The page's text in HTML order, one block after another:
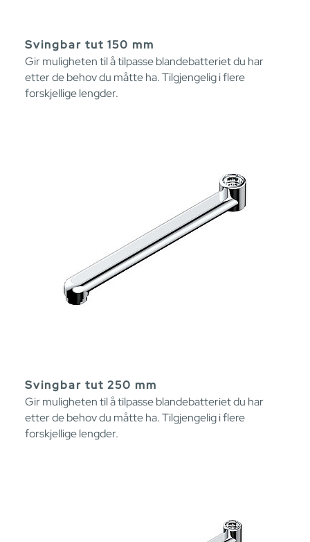
Svingbar tut 150 mm
Gir muligheten til å tilpasse blandebatteriet du har
etter de behov du måtte ha. Tilgjengelig i flere
forskjellige lengder.
Svingbar tut 250 mm
Gir muligheten til å tilpasse blandebatteriet du har
etter de behov du måtte ha. Tilgjengelig i flere
forskjellige lengder.